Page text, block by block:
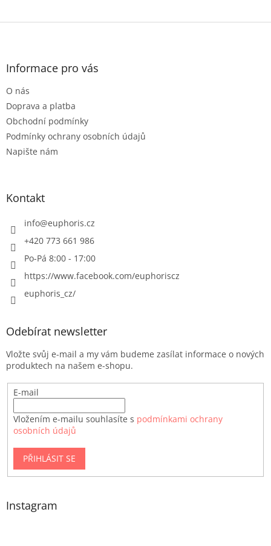
Z
Informace pro vás
O nás
Doprava a platba
Obchodní podmínky
Podmínky ochrany osobních údajů
Napište nám
Kontakt
info@euphoris.cz
+420 773 661 986
Po-Pá 8:00 - 17:00
https://www.facebook.com/euphoriscz
euphoris_cz/
Odebírat newsletter
Vložte svůj e-mail a my vám budeme zasílat informace o nových
produktech na našem e-shopu.
E-mail
Vložením e-mailu souhlasíte s podmínkami ochrany
osobních údajů
PŘIHLÁSIT SE
Instagram